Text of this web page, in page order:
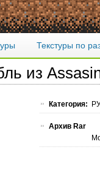
Текстуры по
из
Категория:
Архив Rar